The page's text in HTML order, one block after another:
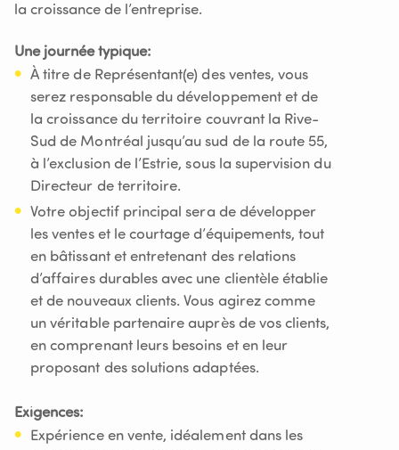
la croissance de l’entreprise.
Une journée typique:
À titre de Représentant(e) des ventes, vous
serez responsable du développement et de
la croissance du territoire couvrant la Rive-
Sud de Montréal jusqu’au sud de la route 55,
à l’exclusion de l’Estrie, sous la supervision du
Directeur de territoire.
Votre objectif principal sera de développer
les ventes et le courtage d’équipements, tout
en bâtissant et entretenant des relations
d’affaires durables avec une clientèle établie
et de nouveaux clients. Vous agirez comme
un véritable partenaire auprès de vos clients,
en comprenant leurs besoins et en leur
proposant des solutions adaptées.
Exigences:
Expérience en vente, idéalement dans les